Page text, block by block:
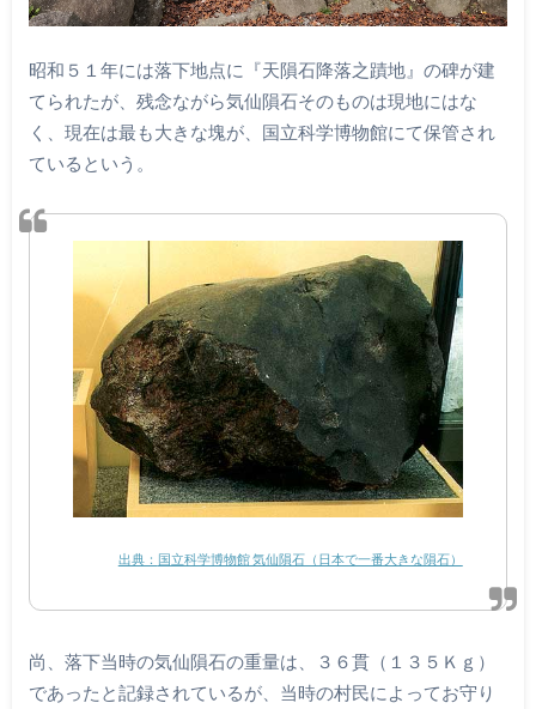
昭和５１年には落下地点に『天隕石降落之蹟地』の碑が建
てられたが、残念ながら気仙隕石そのものは現地にはな
く、現在は最も大きな塊が、国立科学博物館にて保管され
ているという。
出典： 国立科学博物館 気仙隕石（日本で一番大きな隕石）
尚、落下当時の気仙隕石の重量は、３６貫（１３５Ｋｇ）
であったと記録されているが、当時の村民によってお守り